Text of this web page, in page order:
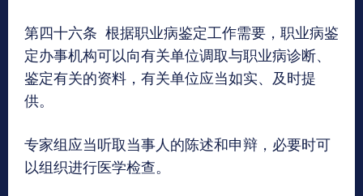
第四十六条 根据职业病鉴定工作需要，职业病鉴
定办事机构可以向有关单位调取与职业病诊断、
鉴定有关的资料，有关单位应当如实、及时提
供。
专家组应当听取当事人的陈述和申辩，必要时可
以组织进行医学检查。